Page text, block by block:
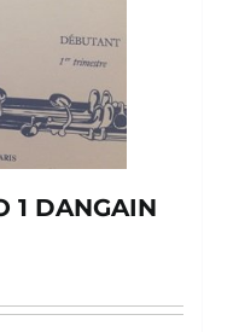
1 DANGAIN